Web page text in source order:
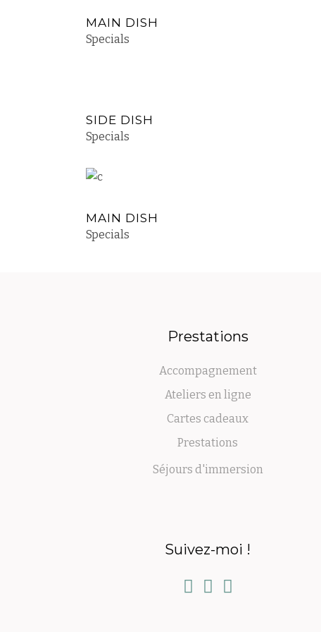
MAIN DISH
Specials
SIDE DISH
Specials
MAIN DISH
Specials
Prestations
Accompagnement
Ateliers en ligne
Cartes cadeaux
Prestations
Séjours d'immersion
Suivez-moi !